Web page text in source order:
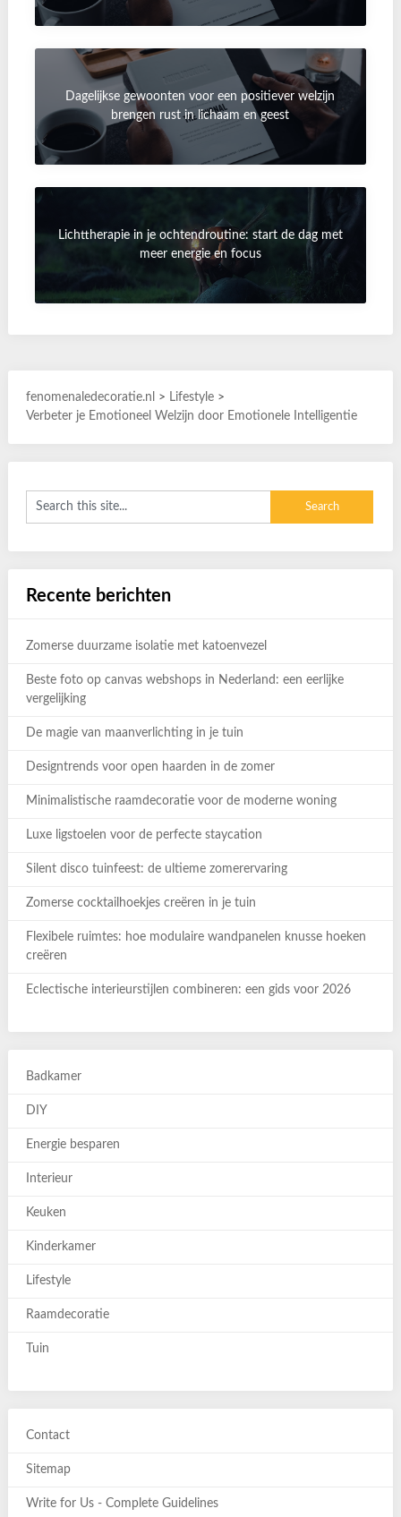
Dagelijkse gewoonten voor een positiever welzijn
brengen rust in lichaam en geest
Lichttherapie in je ochtendroutine: start de dag met
meer energie en focus
fenomenaledecoratie.nl > Lifestyle>
Verbeter je Emotioneel Welzijn door Emotionele Intelligentie
Recente berichten
Zomerse duurzame isolatie met katoenvezel
Beste foto op canvas webshops in Nederland: een eerlijke
vergelijking
De magie van maanverlichting in je tuin
Designtrends voor open haarden in de zomer
Minimalistische raamdecoratie voor de moderne woning
Luxe ligstoelen voor de perfecte staycation
Silent disco tuinfeest: de ultieme zomerervaring
Zomerse cocktailhoekjes creëren in je tuin
Flexibele ruimtes: hoe modulaire wandpanelen knusse hoeken
creëren
Eclectische interieurstijlen combineren: een gids voor 2026
Badkamer
DIY
Energie besparen
Interieur
Keuken
Kinderkamer
Lifestyle
Raamdecoratie
Tuin
Contact
Sitemap
Write for Us - Complete Guidelines